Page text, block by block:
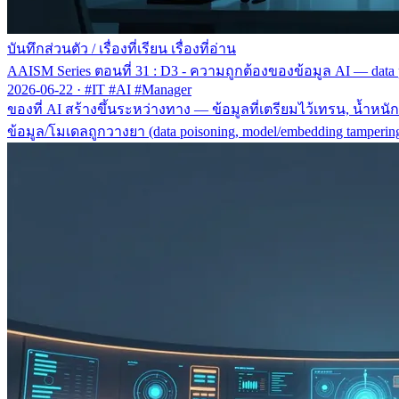
บันทึกส่วนตัว / เรื่องที่เรียน เรื่องที่อ่าน
AAISM Series ตอนที่ 31 : D3 - ความถูกต้องของข้อมูล AI — data
2026-06-22 · #IT #AI #Manager
ของที่ AI สร้างขึ้นระหว่างทาง — ข้อมูลที่เตรียมไว้เทรน, น้ำหนั
ข้อมูล/โมเดลถูกวางยา (data poisoning, model/embedding